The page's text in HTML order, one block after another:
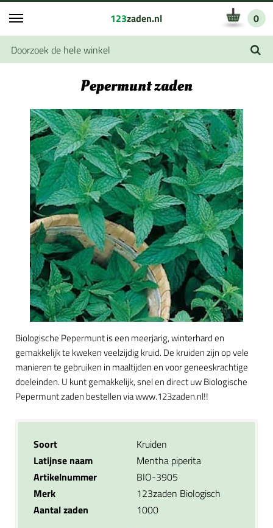
123zaden.nl 0
Pepermunt zaden
Biologische Pepermunt is een meerjarig, winterhard en
gemakkelijk te kweken veelzijdig kruid. De kruiden zijn op vele
manieren te gebruiken in maaltijden en voor geneeskrachtige
doeleinden. U kunt gemakkelijk, snel en direct uw Biologische
Pepermunt zaden bestellen via www.123zaden.nl!!
Soort
Kruiden
Latijnse naam
Mentha piperita
Artikelnummer
BIO-3905
Merk
123zaden Biologisch
Aantal zaden
1000